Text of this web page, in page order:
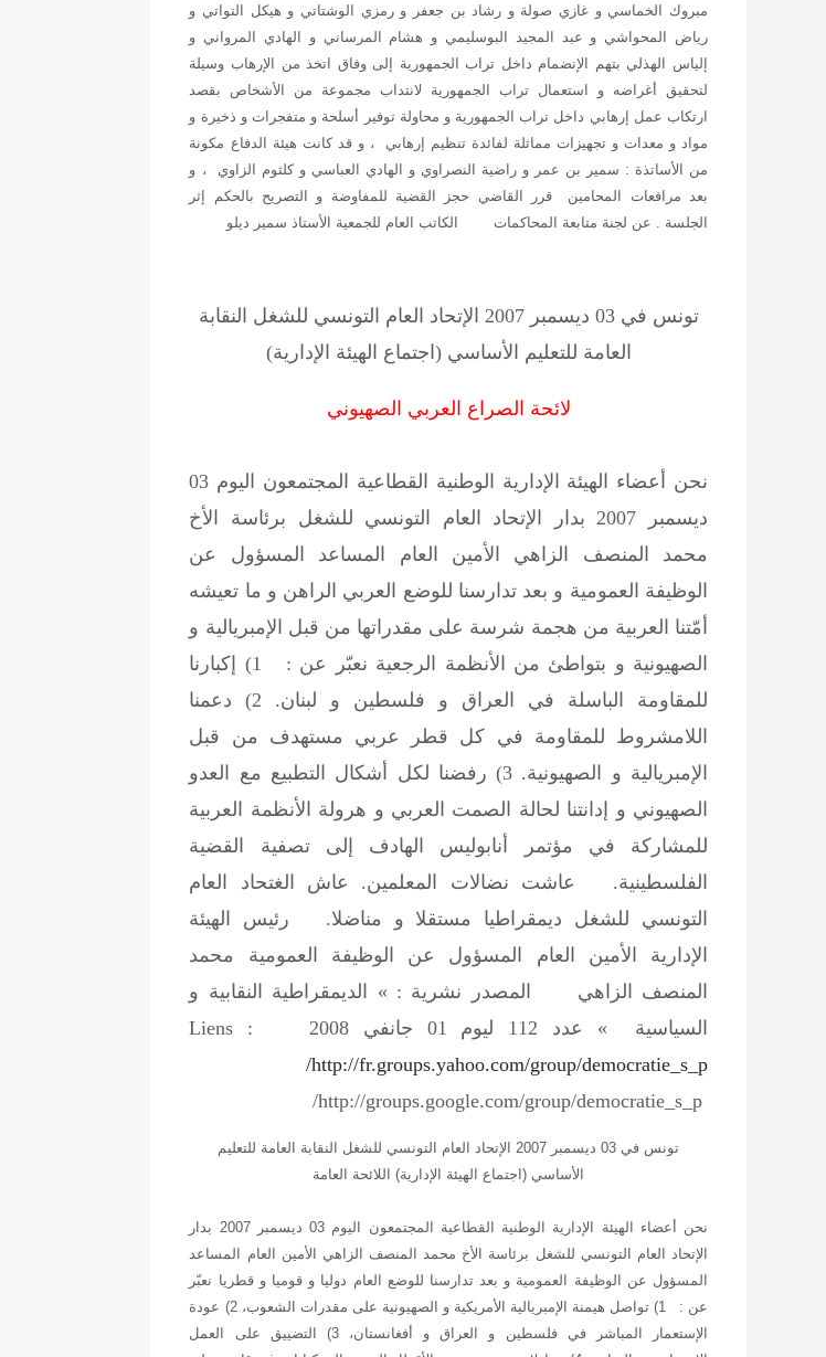
مبروك الخماسي و غازي صولة و رشاد بن جعفر و رمزي الوشتاتي و هيكل التواتي و
رياض المحواشي و عبد المجيد البوسليمي و هشام المرساني و الهادي المرواني و
إلياس الهذلي بتهم الإنضمام داخل تراب الجمهورية إلى وفاق اتخذ من الإرهاب وسيلة
لتحقيق أغراضه و استعمال تراب الجمهورية لانتداب مجموعة من الأشخاص بقصد
ارتكاب عمل إرهابي داخل تراب الجمهورية و محاولة توفير أسلحة و متفجرات و ذخيرة و
مواد و معدات و تجهيزات مماثلة لفائدة تنظيم إرهابي ، و قد كانت هيئة الدفاع مكونة
من الأساتذة : سمير بن عمر و راضية النصراوي و الهادي العباسي و كلثوم الزاوي ، و
بعد مرافعات المحامين قرر القاضي حجز القضية للمفاوضة و التصريح بالحكم إثر
الجلسة . عن لجنة متابعة المحاكمات الكاتب العام للجمعية
الأستاذ سمير ديلو
تونس في 03 ديسمبر 2007
الإتحاد العام التونسي للشغل النقابة
العامة للتعليم الأساسي (اجتماع الهيئة الإدارية)
لائحة الصراع العربي الصهيوني
نحن أعضاء الهيئة الإدارية الوطنية القطاعية المجتمعون اليوم 03
ديسمبر 2007 بدار الإتحاد العام التونسي للشغل برئاسة الأخ
محمد المنصف الزاهي الأمين العام المساعد المسؤول عن
الوظيفة العمومية و بعد تدارسنا للوضع العربي الراهن و ما تعيشه
أمّتنا العربية من هجمة شرسة على مقدراتها من قبل الإمبريالية و
الصهيونية و بتواطئ من الأنظمة الرجعية نعبّر عن :
1) إكبارنا
للمقاومة الباسلة في العراق و فلسطين و لبنان. 2) دعمنا
اللامشروط للمقاومة في كل قطر عربي مستهدف من قبل
الإمبريالية و الصهيونية. 3) رفضنا لكل أشكال التطبيع مع العدو
الصهيوني و إدانتنا لحالة الصمت العربي و هرولة الأنظمة العربية
للمشاركة في مؤتمر أنابوليس الهادف إلى تصفية القضية
الفلسطينية. عاشت نضالات المعلمين. عاش الغتحاد العام
التونسي للشغل ديمقراطيا مستقلا و مناضلا. رئيس الهيئة
الإدارية الأمين العام المسؤول عن الوظيفة العمومية محمد
المنصف الزاهي المصدر نشرية : » الديمقراطية النقابية و
السياسية » عدد 112 ليوم 01 جانفي 2008
Liens :
http://fr.groups.yahoo.com/group/democratie_s_p/
http://groups.google.com/group/democratie_s_p/
تونس في 03 ديسمبر 2007
الإتحاد العام التونسي للشغل النقابة العامة للتعليم
الأساسي (اجتماع الهيئة الإدارية)
اللائحة العامة
نحن أعضاء الهيئة الإدارية الوطنية القطاعية المجتمعون اليوم 03 ديسمبر 2007 بدار
الإتحاد العام التونسي للشغل برئاسة الأخ محمد المنصف الزاهي الأمين العام المساعد
المسؤول عن الوظيفة العمومية و بعد تدارسنا للوضع العام دوليا و قوميا و قطريا نعبّر
عن :
1) تواصل هيمنة الإمبريالية الأمريكية و الصهيونية على مقدرات الشعوب، 2) عودة
الإستعمار المباشر في فلسطين و العراق و أفغانستان، 3) التضييق على العمل